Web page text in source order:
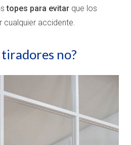
topes para evitar que los
cualquier accidente.
no?